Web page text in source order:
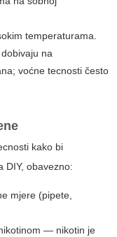
temperaturama.
na
voćne tecnosti često
kako bi
DIY, obavezno:
mjere (pipete,
— nikotin je